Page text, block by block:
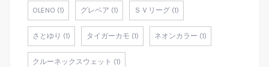
OLENO (1) グレベア (1) ＳＶリーグ (1)
さとゆり (1) タイガーカモ (1) ネオンカラー (1)
クルーネックスウェット (1)